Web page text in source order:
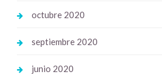
octubre 2020
septiembre 2020
junio 2020